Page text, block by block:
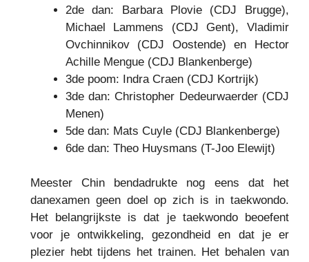
2de dan: Barbara Plovie (CDJ Brugge),
Michael Lammens (CDJ Gent), Vladimir
Ovchinnikov (CDJ Oostende) en Hector
Achille Mengue (CDJ Blankenberge)
3de poom: Indra Craen (CDJ Kortrijk)
3de dan: Christopher Dedeurwaerder (CDJ
Menen)
5de dan: Mats Cuyle (CDJ Blankenberge)
6de dan: Theo Huysmans (T-Joo Elewijt)
Meester Chin bendadrukte nog eens dat het
danexamen geen doel op zich is in taekwondo.
Het belangrijkste is dat je taekwondo beoefent
voor je ontwikkeling, gezondheid en dat je er
plezier hebt tijdens het trainen. Het behalen van